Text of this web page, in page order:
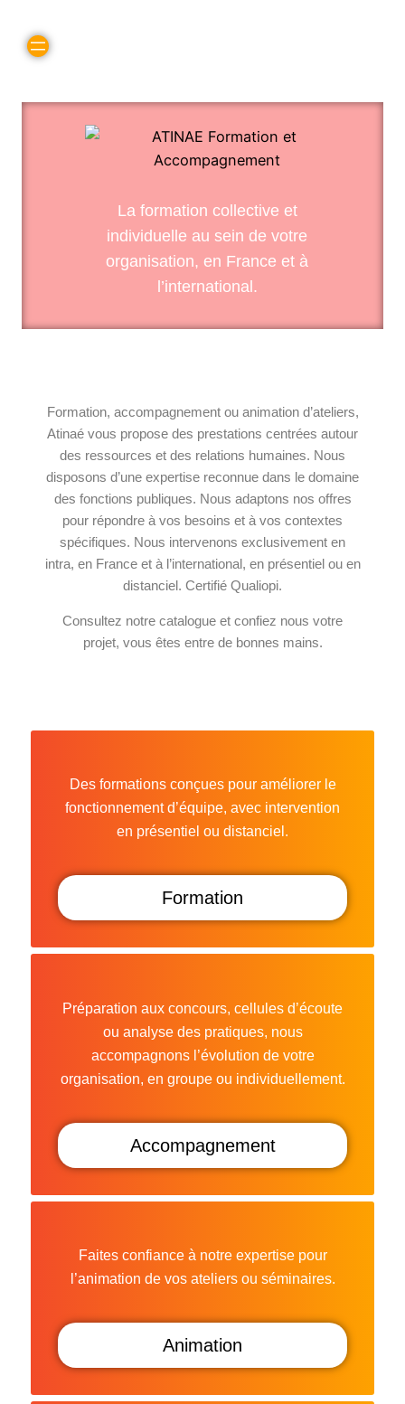
La formation collective et
individuelle au sein de votre
organisation, en France et à
l’international.
Formation, accompagnement ou animation d’ateliers,
Atinaé vous propose des prestations centrées autour
des ressources et des relations humaines. Nous
disposons d’une expertise reconnue dans le domaine
des fonctions publiques. Nous adaptons nos offres
pour répondre à vos besoins et à vos contextes
spécifiques. Nous intervenons exclusivement en
intra, en France et à l’international, en présentiel ou en
distanciel. Certifié Qualiopi.
Consultez notre catalogue et confiez nous votre
projet, vous êtes entre de bonnes mains.
Des formations conçues pour améliorer le
fonctionnement d’équipe, avec intervention
en présentiel ou distanciel.
Formation
Préparation aux concours, cellules d’écoute
ou analyse des pratiques, nous
accompagnons l’évolution de votre
organisation, en groupe ou individuellement.
Accompagnement
Faites confiance à notre expertise pour
l’animation de vos ateliers ou séminaires.
Animation